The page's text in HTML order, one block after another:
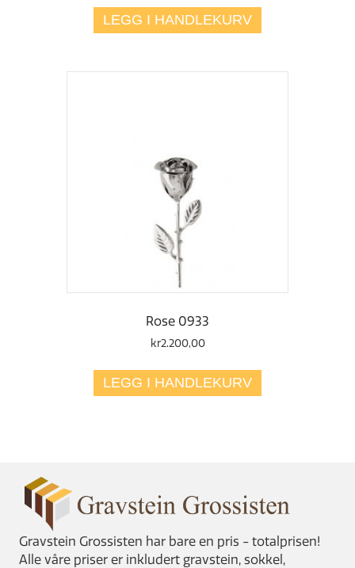
var:
kr2.200,00.
er:
kr1.600,00.
LEGG I HANDLEKURV
Rose 0933
kr2.200,00
LEGG I HANDLEKURV
Gravstein Grossisten har bare en pris - totalprisen!
Alle våre priser er inkludert gravstein, sokkel,